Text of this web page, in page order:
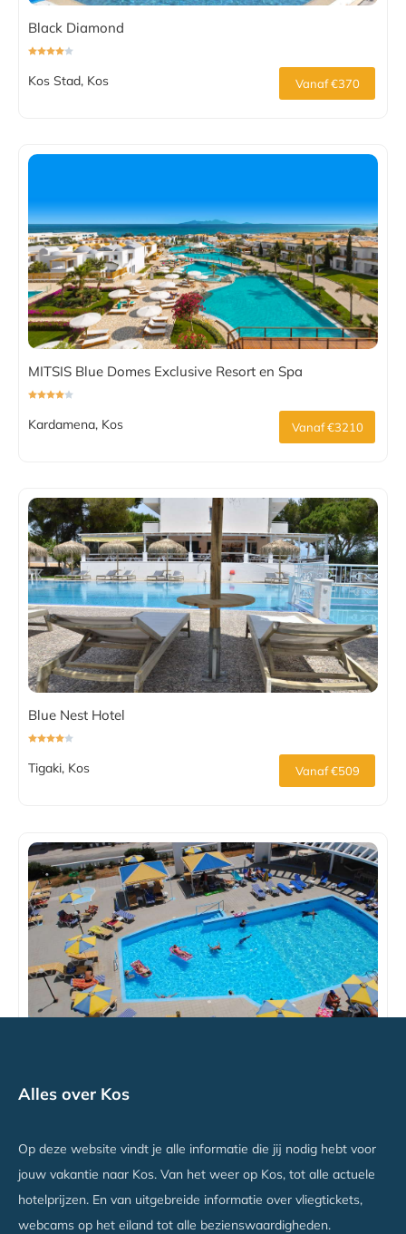
Black Diamond
Kos Stad, Kos Vanaf €370
MITSIS Blue Domes Exclusive Resort en Spa
Kardamena, Kos Vanaf €3210
Blue Nest Hotel
Tigaki, Kos Vanaf €509
Alles over Kos
Op deze website vindt je alle informatie die jij nodig hebt voor
jouw vakantie naar Kos. Van het weer op Kos, tot alle actuele
hotelprijzen. En van uitgebreide informatie over vliegtickets,
webcams op het eiland tot alle bezienswaardigheden.